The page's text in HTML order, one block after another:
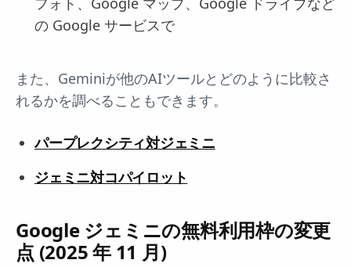
の Google サービスで
また、Geminiが他のAIツールとどのように比較さ
れるかを調べることもできます。
パープレクシティ対ジェミニ
ジェミニ対コパイロット
Google ジェミニの無料利用枠の変更
点 (2025 年 11 月)